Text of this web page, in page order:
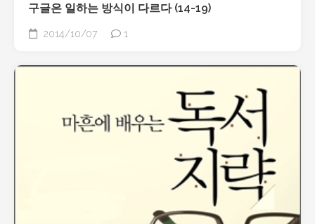
구글은 일하는 방식이 다르다 (14-19)
2014/10/07 1